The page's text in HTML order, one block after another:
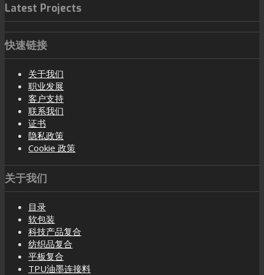
Latest Projects
快速链接
关于我们
职业发展
客户支持
联系我们
证书
隐私政策
Cookie 政策
关于我们
目录
软包装
科技产品复合
纺织品复合
平板复合
TPU油墨连接料